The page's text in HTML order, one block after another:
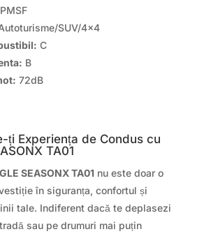
SUV/4×4
C
B
72dB
ți Experiența de Condus cu
TA01
SEASONX TA01 nu este doar o
în siguranța, confortul și
tale. Indiferent dacă te deplasezi
sau pe drumuri mai puțin